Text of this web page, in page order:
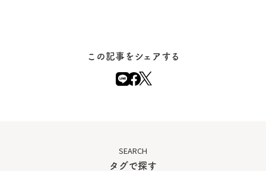
この記事をシェアする
SEARCH
タグで探す